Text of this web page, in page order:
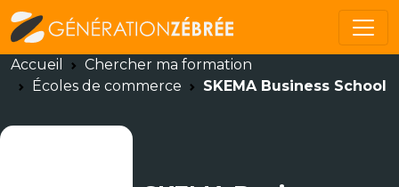
Accueil
Chercher ma formation
Écoles de commerce
SKEMA Business School